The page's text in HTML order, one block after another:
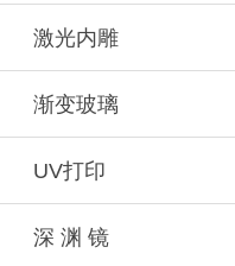
激光内雕
渐变玻璃
UV打印
深 渊 镜